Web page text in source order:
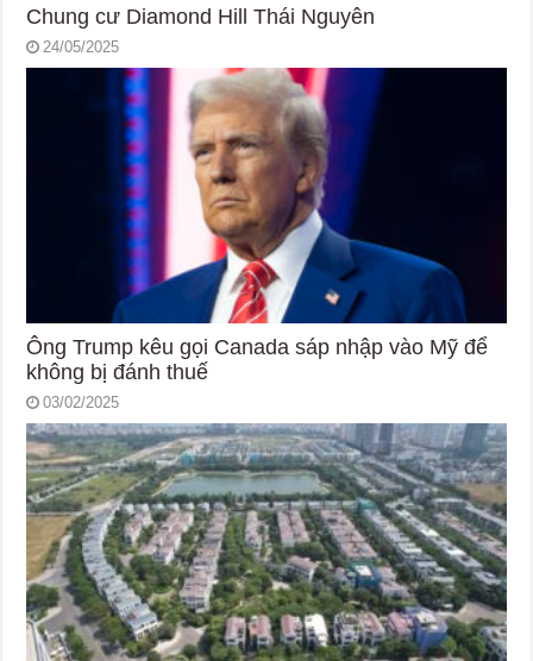
Chung cư Diamond Hill Thái Nguyên
24/05/2025
Ông Trump kêu gọi Canada sáp nhập vào Mỹ để
không bị đánh thuế
03/02/2025